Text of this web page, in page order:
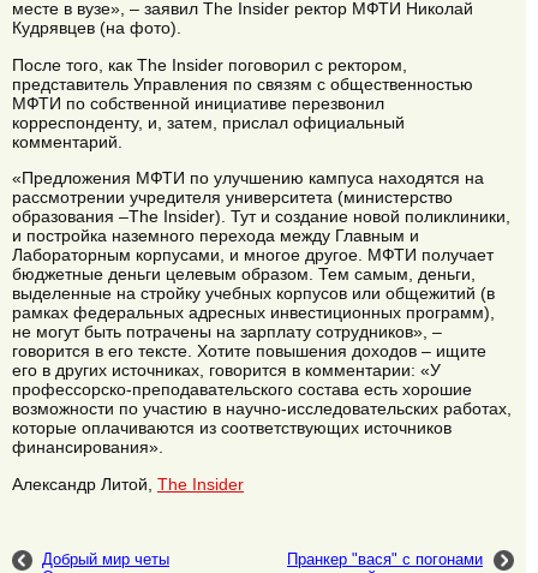
месте в вузе», – заявил The Insider ректор МФТИ Николай
Кудрявцев (на фото).
После того, как The Insider поговорил с ректором,
представитель Управления по связям с общественностью
МФТИ по собственной инициативе перезвонил
корреспонденту, и, затем, прислал официальный
комментарий.
«Предложения МФТИ по улучшению кампуса находятся на
рассмотрении учредителя университета (министерство
образования –The Insider). Тут и создание новой поликлиники,
и постройка наземного перехода между Главным и
Лабораторным корпусами, и многое другое. МФТИ получает
бюджетные деньги целевым образом. Тем самым, деньги,
выделенные на стройку учебных корпусов или общежитий (в
рамках федеральных адресных инвестиционных программ),
не могут быть потрачены на зарплату сотрудников», –
говорится в его тексте. Хотите повышения доходов – ищите
его в других источниках, говорится в комментарии: «У
профессорско-преподавательского состава есть хорошие
возможности по участию в научно-исследовательских работах,
которые оплачиваются из соответствующих источников
финансирования».
Александр Литой, The Insider
Добрый мир четы
Пранкер "вася" с погонами